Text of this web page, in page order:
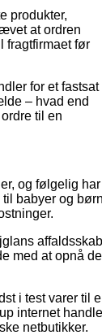
produkter,
at ordren
fragtfirmaet før
for et fastsat
– hvad end
til en
og følgelig har
babyer og
affaldsskab
med at opnå
i test varer til
internet
netbutikker.